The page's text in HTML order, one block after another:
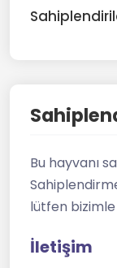
Bu hayvanı
lütfen
İletişim